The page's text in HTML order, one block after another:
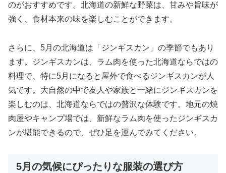
のがおすすめです。北海道の新鮮な野菜は、甘みや旨味が
強く、食材本来の味を楽しむことができます。
さらに、5月の北海道は「ジンギスカン」の季節でもあり
ます。ジンギスカンは、ラム肉を使った北海道ならではの
料理で、特に5月になると屋外で食べるジンギスカンが人
気です。大自然の中で友人や家族と一緒にジンギスカンを
楽しむのは、北海道ならではの贅沢な体験です。地元の焼
肉屋やキャンプ場では、新鮮なラム肉を使ったジンギスカ
ンが堪能できるので、ぜひ足を運んでみてください。
5月の気候にぴったりな服装の選び方